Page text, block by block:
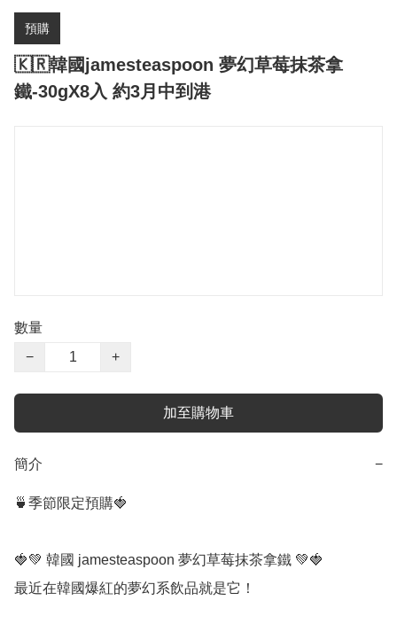
預購
🇰🇷韓國jamesteaspoon 夢幻草莓抹茶拿
鐵-30gX8入 約3月中到港
數量
−
+
加至購物車
簡介 −
🍵季節限定預購🍓
🍓💚 韓國 jamesteaspoon 夢幻草莓抹茶拿鐵 💚🍓
最近在韓國爆紅的夢幻系飲品就是它！